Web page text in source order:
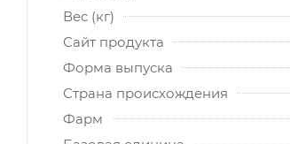
Вес (кг)
Сайт продукта
Форма выпуска
Страна происхождения
Фарм